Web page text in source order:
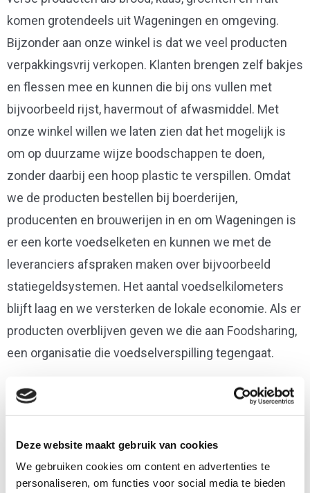
Deze website maakt gebruik van cookies
We gebruiken cookies om content en advertenties te
personaliseren, om functies voor social media te bieden
komen grotendeels uit Wageningen en omgeving.
Bijzonder aan onze winkel is dat we veel producten
verpakkingsvrij verkopen. Klanten brengen zelf bakjes
en flessen mee en kunnen die bij ons vullen met
bijvoorbeeld rijst, havermout of afwasmiddel. Met
onze winkel willen we laten zien dat het mogelijk is
om op duurzame wijze boodschappen te doen,
zonder daarbij een hoop plastic te verspillen. Omdat
we de producten bestellen bij boerderijen,
producenten en brouwerijen in en om Wageningen is
er een korte voedselketen en kunnen we met de
leveranciers afspraken maken over bijvoorbeeld
statiegeldsystemen. Het aantal voedselkilometers
blijft laag en we versterken de lokale economie. Als er
producten overblijven geven we die aan Foodsharing,
een organisatie die voedselverspilling tegengaat.